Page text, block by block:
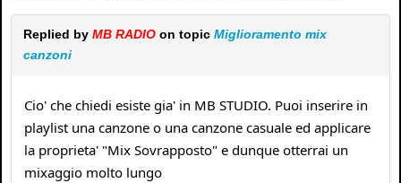
Replied by MB RADIO on topic Miglioramento mix
canzoni
Cio' che chiedi esiste gia' in MB STUDIO. Puoi inserire in
playlist una canzone o una canzone casuale ed applicare
la proprieta' "Mix Sovrapposto" e dunque otterrai un
mixaggio molto lungo